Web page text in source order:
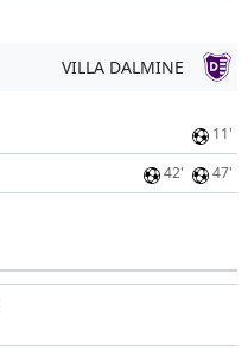
VILLA DALMINE
11'
42' 47'